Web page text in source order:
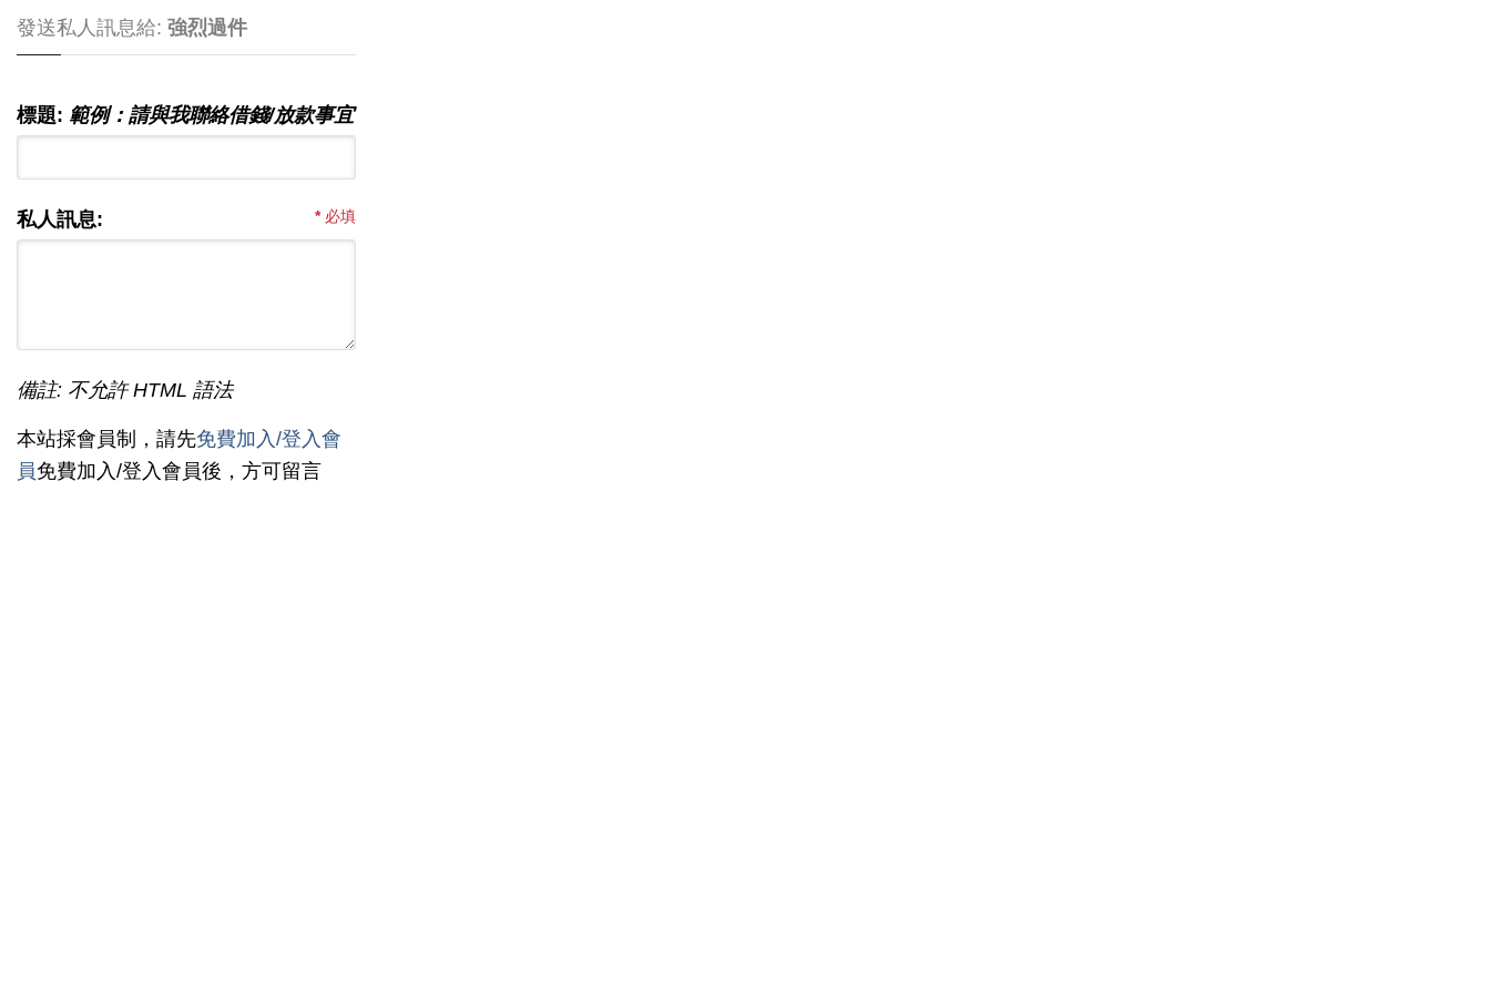
發送私人訊息給: 強烈過件
標題: 範例：請與我聯絡借錢/放款事宜
*必填
私人訊息:
備註: 不允許 HTML 語法
本站採會員制，請先免費加入/登入會
員免費加入/登入會員後，方可留言